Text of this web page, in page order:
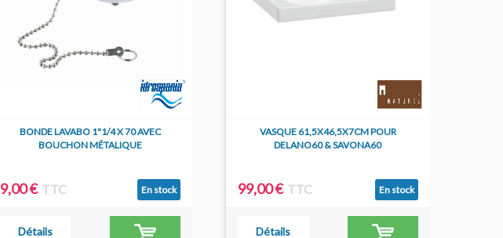
BONDE LAVABO 1"1/4 X 70 AVEC
BOUCHON MÉTALIQUE
9,00 € TTC En stock
Détails
VASQUE 61,5X46,5X7CM POUR
DELANO60 & SAVONA60
99,00 € TTC En stock
Détails